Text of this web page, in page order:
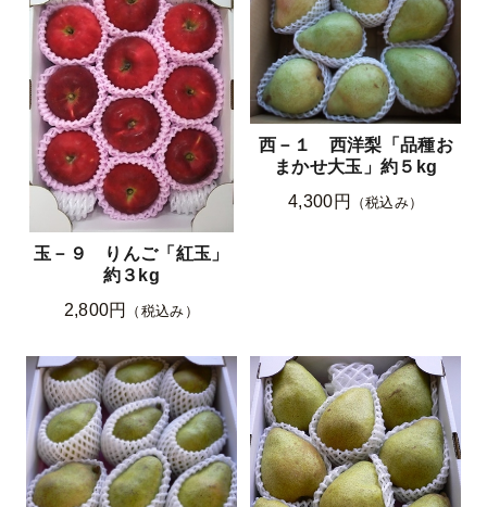
玉－９ りんご「紅玉」
約３kg
2,800円
（税込み）
西－１ 西洋梨「品種お
まかせ大玉」約５kg
4,300円
（税込み）